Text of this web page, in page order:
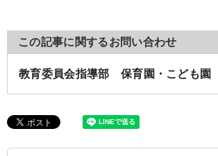
この記事に関するお問い合わせ
教育委員会指導部 保育園・こども園